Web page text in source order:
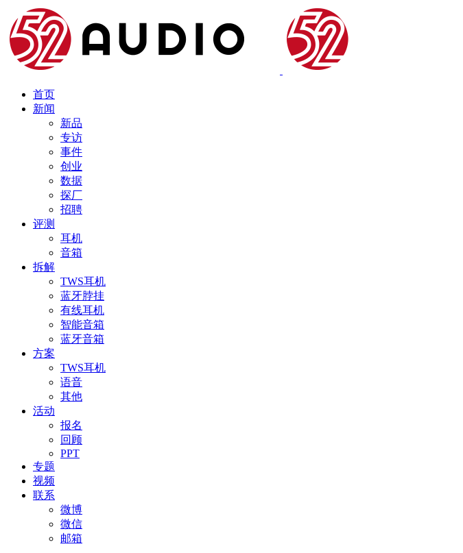
首页
新闻
新品
专访
事件
创业
数据
探厂
招聘
评测
耳机
音箱
拆解
TWS耳机
蓝牙脖挂
有线耳机
智能音箱
蓝牙音箱
方案
TWS耳机
语音
其他
活动
报名
回顾
PPT
专题
视频
联系
微博
微信
邮箱